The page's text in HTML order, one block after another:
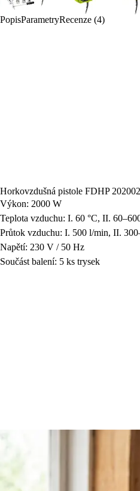
PopisParametryRecenze (4)
Horkovzdušná pistole FDHP
Výkon: 2000 W
Teplota vzduchu: I. 60 °C, II.
Průtok vzduchu: I. 500 l/min, II.
Napětí: 230 V / 50 Hz
Součást balení: 5 ks trysek